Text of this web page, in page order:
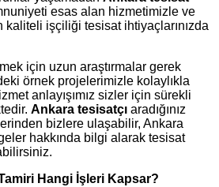
esas alan hizmetimizle ve
kaliteli işçiliği tesisat ihtiyaçlarınızda
için uzun araştırmalar gerek
örnek projelerimizle kolaylıkla
anlayışımız sizler için sürekli
Ankara tesisatçı aradığınız
bizlere ulaşabilir, Ankara
hakkında bilgi alarak tesisat
Hangi İşleri Kapsar?